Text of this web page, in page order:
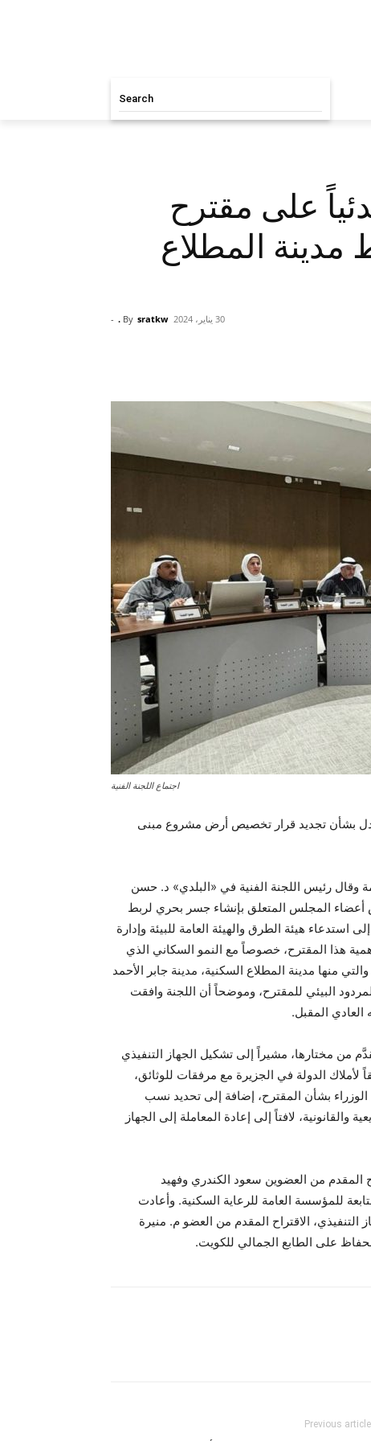
Search
على مقترح
المطلاع
By sratkw .
- 30 يناير، 2024
اجتماع اللجنة الفنية
بشأن تجديد قرار تخصيص أرض مشروع مبنى
وقال رئيس اللجنة الفنية في «البلدي» د. حسن
أعضاء المجلس المتعلق بإنشاء جسر بحري لربط
هيئة الطرق والهيئة العامة للبيئة وإدارة
هذا المقترح، خصوصاً مع النمو السكاني الذي
منها مدينة المطلاع السكنية، مدينة جابر الأحمد
البيئي للمقترح، وموضحاً أن اللجنة وافقت
المقبل.
من مختارها، مشيراً إلى تشكيل الجهاز التنفيذي
الدولة في الجزيرة مع مرفقات للوثائق،
بشأن المقترح، إضافة إلى تحديد نسب
لافتاً إلى إعادة المعاملة إلى الجهاز
المقدم من العضوين سعود الكندري وفهيد
للمؤسسة العامة للرعاية السكنية. وأعادت
التنفيذي، الاقتراح المقدم من العضو م. منيرة
على الطابع الجمالي للكويت.
Previous article